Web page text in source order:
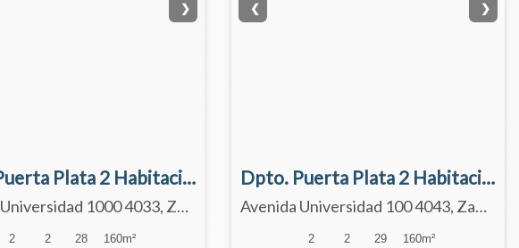
❯
Dpto. Puerta Plata 2 Habitaciones 3° Piso
Avenida Universidad 1000 4033, Zapopan, Jalisco 45110
2 2 28 160m²
❮ ❯
Dpto. Puerta Plata 2 Habitaciones 4° Piso
Avenida Universidad 100 4043, Zapopan, Jalisco 45110
2 2 29 160m²